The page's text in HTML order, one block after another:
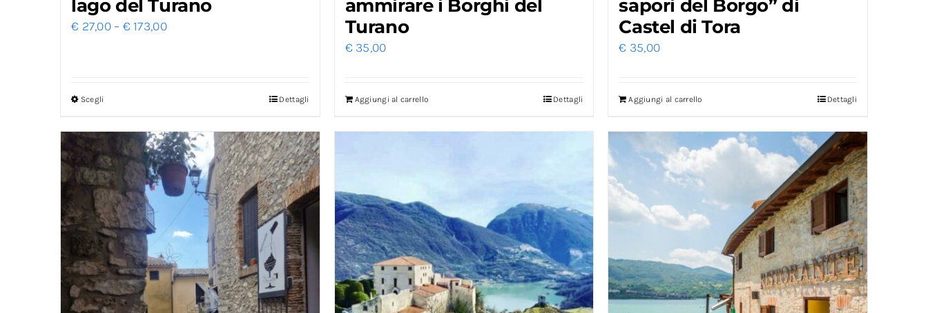
lago del Turano
€ 27,00– € 173,00
Scegli Dettagli
ammirare i Borghi del
Turano
€ 35,00
Aggiungi al carrello Dettagli
sapori del Borgo” di
Castel di Tora
€ 35,00
Aggiungi al carrello Dettagli